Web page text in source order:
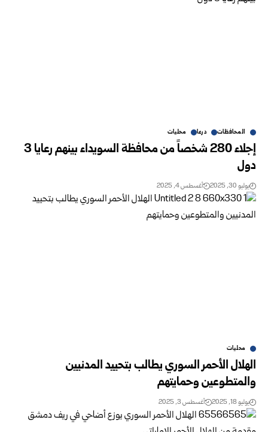
المحافظات درعا محليات
إجلاء 280 شخصاً من محافظة السويداء بينهم رعايا 3
دول
يوليو 30, 2025 أغسطس 4, 2025
محليات
الهلال الأحمر السوري يطالب بتحييد المدنيين
والمتطوعين وحمايتهم
يوليو 18, 2025 أغسطس 3, 2025